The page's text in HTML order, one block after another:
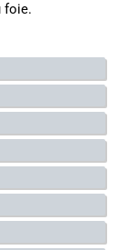
foie.